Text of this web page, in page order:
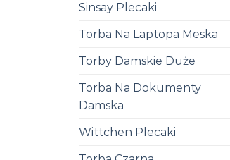
Sinsay Plecaki
Torba Na Laptopa Meska
Torby Damskie Duże
Torba Na Dokumenty
Damska
Wittchen Plecaki